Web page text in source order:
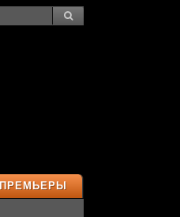
ПРЕМЬЕРЫ